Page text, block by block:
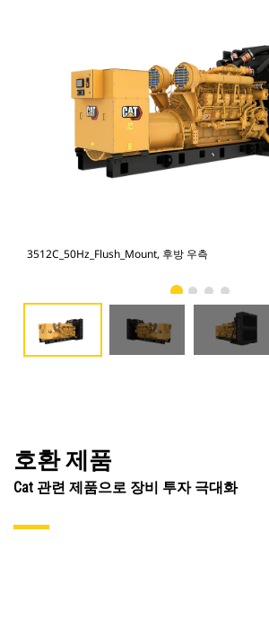
3512C_50Hz_Flush_Mount, 후방 우측
호환 제품
Cat 관련 제품으로 장비 투자 극대화